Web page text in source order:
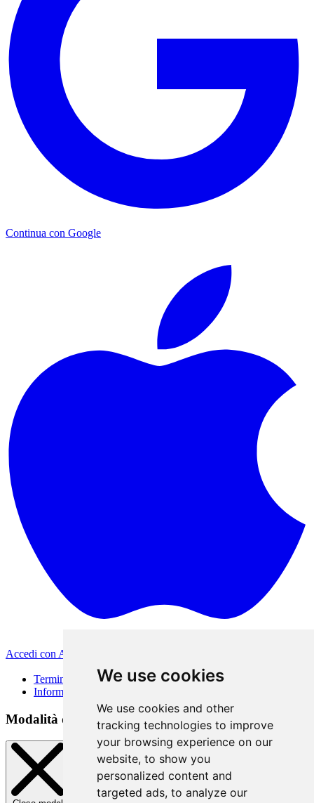
We use cookies
We use cookies and other
tracking technologies to improve
your browsing experience on our
website, to show you
personalized content and
targeted ads, to analyze our
Continua con Google
Accedi con Apple
Termini di Utilizzo
Informativa sulla privacy
Modalità di accesso